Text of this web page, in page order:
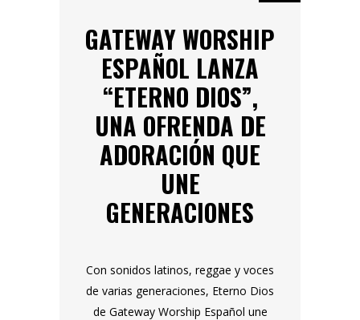
GATEWAY WORSHIP
ESPAÑOL LANZA
“ETERNO DIOS”,
UNA OFRENDA DE
ADORACIÓN QUE
UNE
GENERACIONES
Con sonidos latinos, reggae y voces
de varias generaciones, Eterno Dios
de Gateway Worship Español une